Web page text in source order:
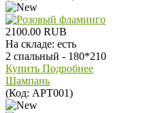
2100.00 RUB
На складе: есть
2 спальный - 180*210
Купить Подробнее
Шампань
(Код: АРТ001)